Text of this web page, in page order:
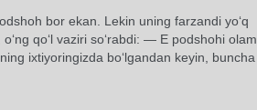
bor ekan. Lekin uning farzandi yo‘q
qo‘l vaziri so‘rabdi: — E podshohi olam,
ixtiyoringizda bo‘lgandan keyin, buncha